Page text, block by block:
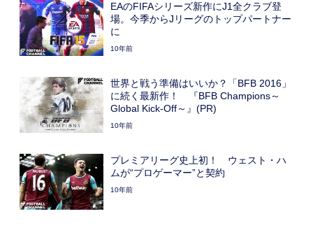
EAのFIFAシリーズ新作にJ1全クラブ登
場。今季からJリーグのトップパートナー
に
10年前
世界と戦う準備はいいか？「BFB 2016」
に続く最新作！ 『BFB Champions～
Global Kick-Off～』(PR)
10年前
プレミアリーグ史上初！ ウェスト・ハ
ムが“プロゲーマー”と契約
10年前